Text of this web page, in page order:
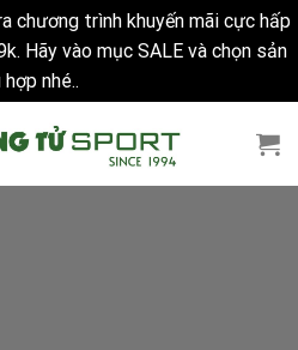
chương trình khuyến mãi cực hấp
Hãy vào mục SALE và chọn sản
nhé..